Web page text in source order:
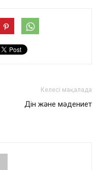
Келесі мақалада
Дін және мәдениет